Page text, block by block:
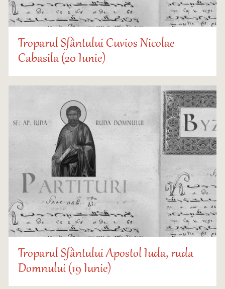
Troparul Sfântului Cuvios Nicolae
Cabasila (20 Iunie)
Troparul Sfântului Apostol Iuda, ruda
Domnului (19 Iunie)